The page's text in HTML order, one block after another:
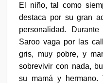
El niño, tal como
destaca por su gran
personalidad.
Saroo vaga por las
gris, muy pobre, y
sobrevivir con nada,
su mamá y hermano.